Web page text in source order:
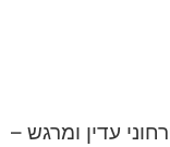
עדין ומרגש –